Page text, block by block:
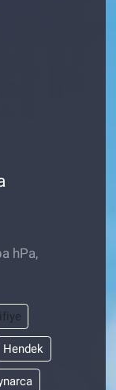
hPa,
Hendek